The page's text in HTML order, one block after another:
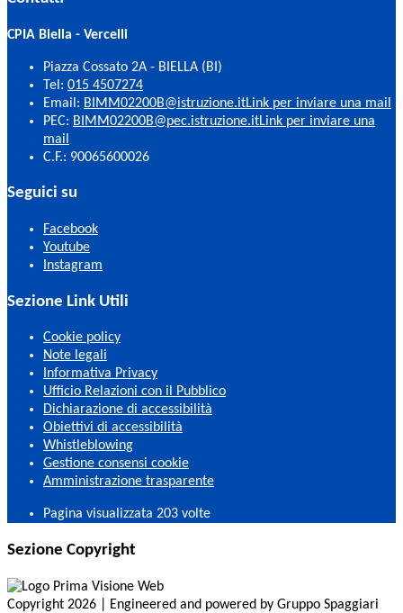
CPIA Biella - Vercelli
Piazza Cossato 2A - BIELLA (BI)
Tel: 015 4507274
Email: BIMM02200B@istruzione.itLink per inviare una mail
PEC: BIMM02200B@pec.istruzione.itLink per inviare una
mail
C.F.: 90065600026
Seguici su
Facebook
Youtube
Instagram
Sezione Link Utili
Cookie policy
Note legali
Informativa Privacy
Ufficio Relazioni con il Pubblico
Dichiarazione di accessibilità
Obiettivi di accessibilità
Whistleblowing
Gestione consensi cookie
Amministrazione trasparente
Pagina visualizzata 203 volte
Sezione Copyright
Copyright 2026 | Engineered and powered by Gruppo Spaggiari